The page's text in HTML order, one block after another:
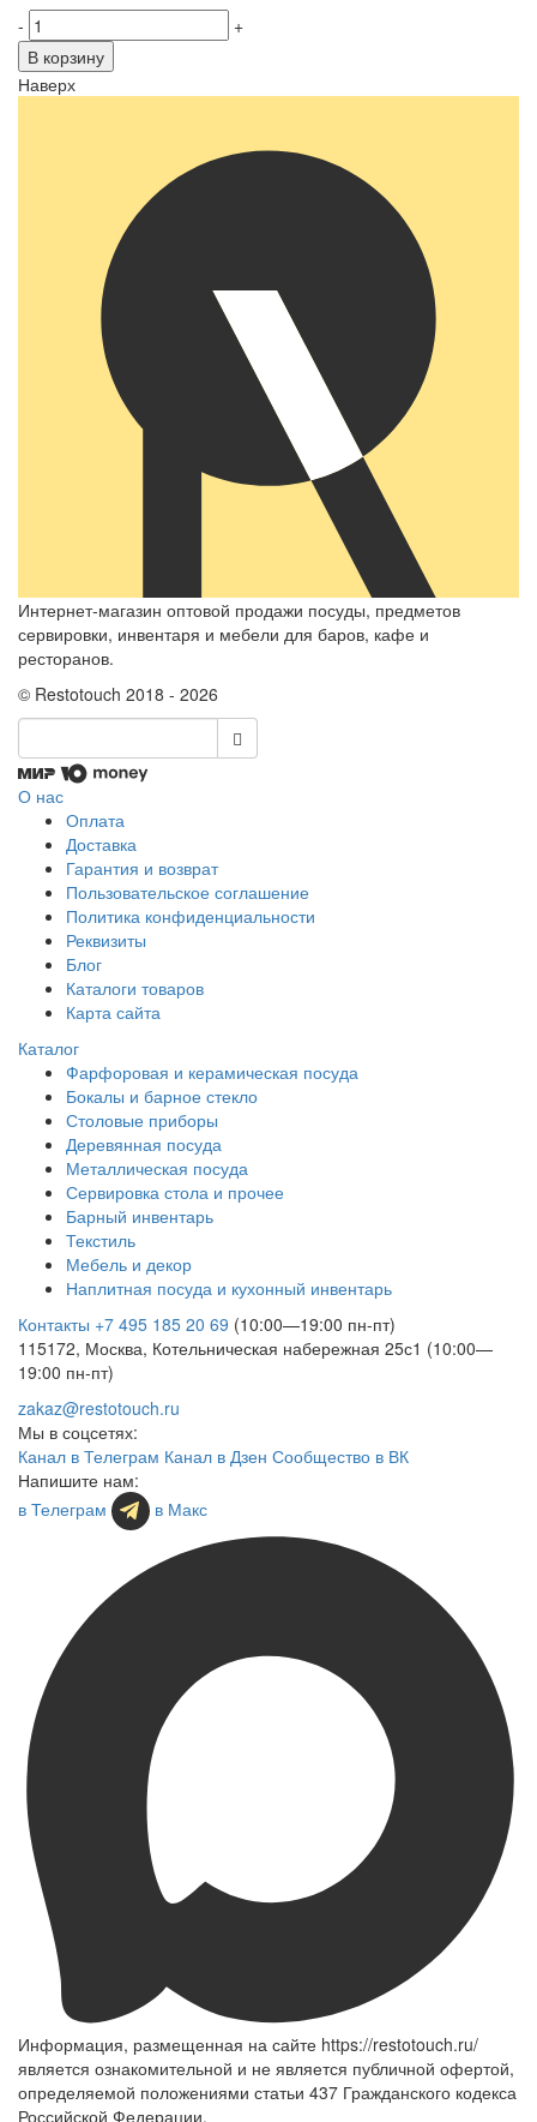
-
+
В корзину
Наверх
Интернет-магазин оптовой продажи посуды, предметов
сервировки, инвентаря и мебели для баров, кафе и
ресторанов.
© Restotouch 2018 - 2026
О нас
Оплата
Доставка
Гарантия и возврат
Пользовательское соглашение
Политика конфиденциальности
Реквизиты
Блог
Каталоги товаров
Карта сайта
Каталог
Фарфоровая и керамическая посуда
Бокалы и барное стекло
Столовые приборы
Деревянная посуда
Металлическая посуда
Сервировка стола и прочее
Барный инвентарь
Текстиль
Мебель и декор
Наплитная посуда и кухонный инвентарь
Контакты +7 495 185 20 69 (10:00—19:00 пн-пт)
115172, Москва, Котельническая набережная 25с1 (10:00—
19:00 пн-пт)
zakaz@restotouch.ru
Мы в соцсетях:
Канал в Телеграм Канал в Дзен Сообщество в ВК
Напишите нам:
в Телеграм
в Макс
Информация, размещенная на сайте https://restotouch.ru/
является ознакомительной и не является публичной офертой,
определяемой положениями статьи 437 Гражданского кодекса
Российской Федерации.